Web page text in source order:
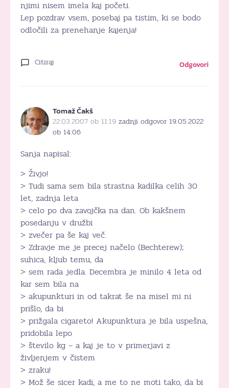
njimi nisem imela kaj početi.
Lep pozdrav vsem, posebaj pa tistim, ki se bodo
odločili za prenehanje kajenja!
Citiraj Odgovori
Tomaž Čakš
22.03.2007 ob 11:19 zadnji odgovor 19.05.2022
ob 14:06
Sanja napisal:
> Živjo!
> Tudi sama sem bila strastna kadilka celih 30
let, zadnja leta
> celo po dva zavojčka na dan. Ob kakšnem
posedanju v družbi
> zvečer pa še kaj več.
> Zdravje me je precej načelo (Bechterew);
suhica, kljub temu, da
> sem rada jedla. Decembra je minilo 4 leta od
kar sem bila na
> akupunkturi in od takrat še na misel mi ni
prišlo, da bi
> prižgala cigareto! Akupunktura je bila uspešna,
pridobila lepo
> število kg – a kaj je to v primerjavi z
življenjem v čistem
> zraku!
> Mož še sicer kadi, a me to ne moti tako, da bi